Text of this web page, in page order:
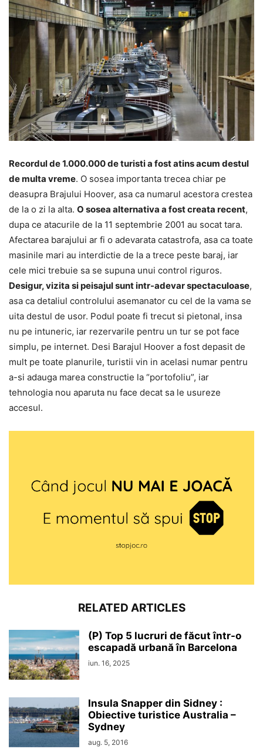
Recordul de 1.000.000 de turisti a fost atins acum destul
de multa vreme. O sosea importanta trecea chiar pe
deasupra Brajului Hoover, asa ca numarul acestora crestea
de la o zi la alta. O sosea alternativa a fost creata recent,
dupa ce atacurile de la 11 septembrie 2001 au socat tara.
Afectarea barajului ar fi o adevarata catastrofa, asa ca toate
masinile mari au interdictie de la a trece peste baraj, iar
cele mici trebuie sa se supuna unui control riguros.
Desigur, vizita si peisajul sunt intr-adevar spectaculoase,
asa ca detaliul controlului asemanator cu cel de la vama se
uita destul de usor. Podul poate fi trecut si pietonal, insa
nu pe intuneric, iar rezervarile pentru un tur se pot face
simplu, pe internet. Desi Barajul Hoover a fost depasit de
mult pe toate planurile, turistii vin in acelasi numar pentru
a-si adauga marea constructie la “portofoliu”, iar
tehnologia nou aparuta nu face decat sa le usureze
accesul.
RELATED ARTICLES
(P) Top 5 lucruri de făcut într-o
escapadă urbană în Barcelona
iun. 16, 2025
Insula Snapper din Sidney :
Obiective turistice Australia –
Sydney
aug. 5, 2016